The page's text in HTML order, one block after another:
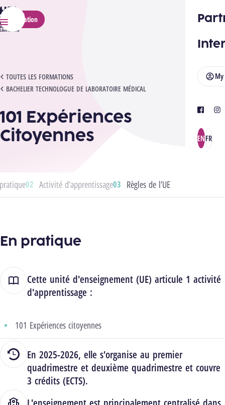
HELMo
Menu
My
facebook
ENFR
Application
TOUTES LES FORMATIONS
BACHELIER TECHNOLOGUE DE LABORATOIRE MÉDICAL
101 EXPÉRIENCES CITOYENNES
101 Expériences
Citoyennes
Activité d’apprentissage Règles de l’UE
En pratique
Cette unité d'enseignement (UE) articule 1 activité
d'apprentissage :
101 Expériences citoyennes
En 2025-2026, elle s'organise au premier
quadrimestre et deuxième quadrimestre et couvre
3 crédits (ECTS).